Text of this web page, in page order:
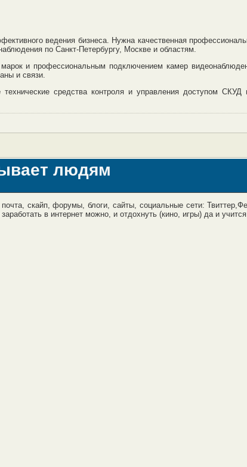
ведения бизнеса. Нужна качественная
по Санкт-Петербургу, Москве и областям.
и профессиональным подключением камер
и связи.
средства контроля и управления доступом
людям
скайп, форумы, блоги, сайты, социальные сети:
в интернет можно, и отдохнуть (кино, игры) да и